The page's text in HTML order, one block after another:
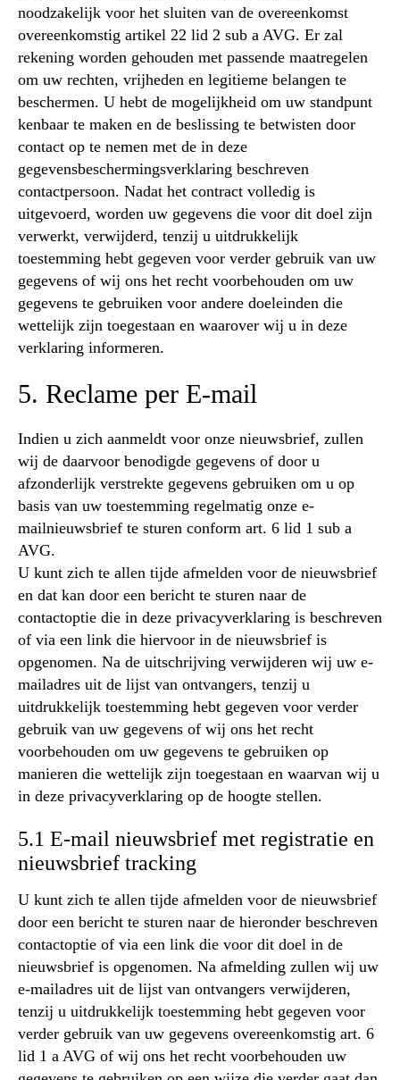
noodzakelijk voor het sluiten van de overeenkomst
overeenkomstig artikel 22 lid 2 sub a AVG. Er zal
rekening worden gehouden met passende maatregelen
om uw rechten, vrijheden en legitieme belangen te
beschermen. U hebt de mogelijkheid om uw standpunt
kenbaar te maken en de beslissing te betwisten door
contact op te nemen met de in deze
gegevensbeschermingsverklaring beschreven
contactpersoon. Nadat het contract volledig is
uitgevoerd, worden uw gegevens die voor dit doel zijn
verwerkt, verwijderd, tenzij u uitdrukkelijk
toestemming hebt gegeven voor verder gebruik van uw
gegevens of wij ons het recht voorbehouden om uw
gegevens te gebruiken voor andere doeleinden die
wettelijk zijn toegestaan en waarover wij u in deze
verklaring informeren.
5. Reclame per E-mail
Indien u zich aanmeldt voor onze nieuwsbrief, zullen
wij de daarvoor benodigde gegevens of door u
afzonderlijk verstrekte gegevens gebruiken om u op
basis van uw toestemming regelmatig onze e-
mailnieuwsbrief te sturen conform art. 6 lid 1 sub a
AVG.
U kunt zich te allen tijde afmelden voor de nieuwsbrief
en dat kan door een bericht te sturen naar de
contactoptie die in deze privacyverklaring is beschreven
of via een link die hiervoor in de nieuwsbrief is
opgenomen. Na de uitschrijving verwijderen wij uw e-
mailadres uit de lijst van ontvangers, tenzij u
uitdrukkelijk toestemming hebt gegeven voor verder
gebruik van uw gegevens of wij ons het recht
voorbehouden om uw gegevens te gebruiken op
manieren die wettelijk zijn toegestaan en waarvan wij u
in deze privacyverklaring op de hoogte stellen.
5.1 E-mail nieuwsbrief met registratie en
nieuwsbrief tracking
U kunt zich te allen tijde afmelden voor de nieuwsbrief
door een bericht te sturen naar de hieronder beschreven
contactoptie of via een link die voor dit doel in de
nieuwsbrief is opgenomen. Na afmelding zullen wij uw
e-mailadres uit de lijst van ontvangers verwijderen,
tenzij u uitdrukkelijk toestemming hebt gegeven voor
verder gebruik van uw gegevens overeenkomstig art. 6
lid 1 a AVG of wij ons het recht voorbehouden uw